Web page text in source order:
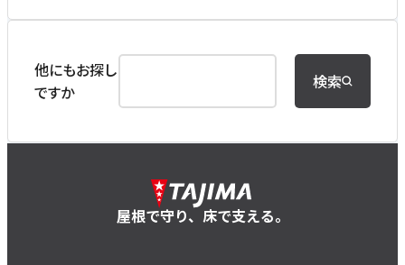
他にもお探し
ですか
検索
屋根で守り、床で支える。